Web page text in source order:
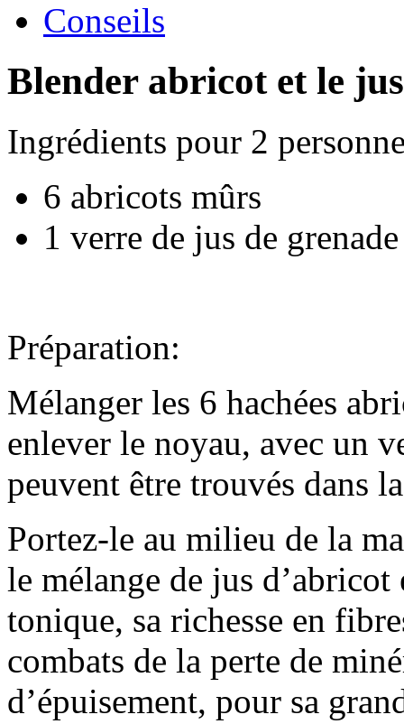
Conseils
Blender abricot et le
Ingrédients pour 2
6 abricots mûrs
1 verre de jus de grenade
Préparation:
Mélanger les 6 hachées
enlever le noyau, avec un
peuvent être trouvés dans
Portez-le au milieu de la
le mélange de jus
tonique, sa richesse en
combats de la perte de
d’épuisement, pour sa